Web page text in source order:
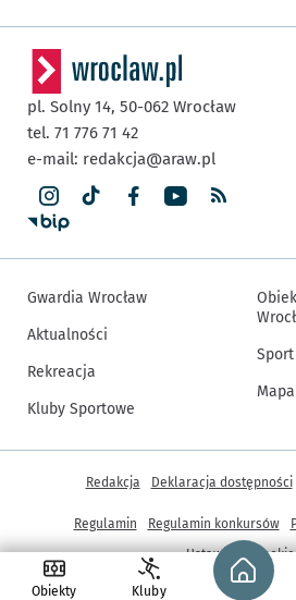
Obiekty Kluby
Strona
pl. Solny 14, 50-062 Wrocław
tel. 71 776 71 42
e-mail: redakcja@araw.pl
Gwardia Wrocław
Aktualności
Rekreacja
Kluby Sportowe
© Copyright 2005-2026, ARAW
Inne informacje
Redakcja Deklaracja dostępności
Regulamin Regulamin konkursów
Ustawienia